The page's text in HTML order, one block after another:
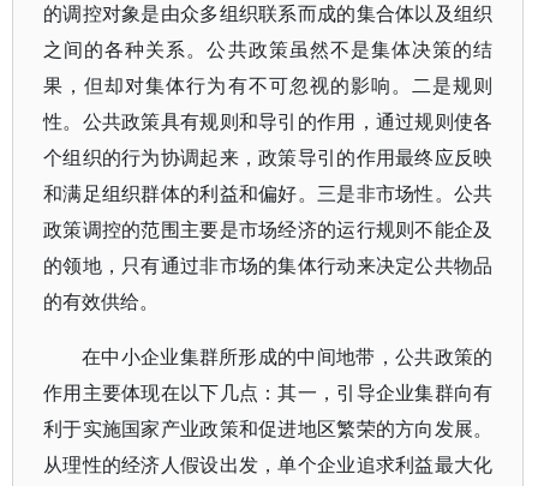
的调控对象是由众多组织联系而成的集合体以及组织
之间的各种关系。公共政策虽然不是集体决策的结
果，但却对集体行为有不可忽视的影响。二是规则
性。公共政策具有规则和导引的作用，通过规则使各
个组织的行为协调起来，政策导引的作用最终应反映
和满足组织群体的利益和偏好。三是非市场性。公共
政策调控的范围主要是市场经济的运行规则不能企及
的领地，只有通过非市场的集体行动来决定公共物品
的有效供给。
在中小企业集群所形成的中间地带，公共政策的
作用主要体现在以下几点：其一，引导企业集群向有
利于实施国家产业政策和促进地区繁荣的方向发展。
从理性的经济人假设出发，单个企业追求利益最大化